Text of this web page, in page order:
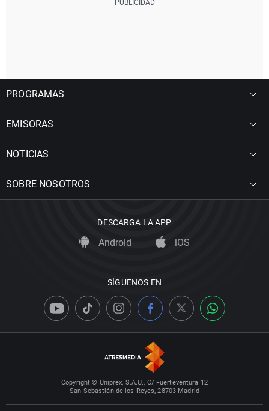
PROGRAMAS
EMISORAS
NOTICIAS
SOBRE NOSOTROS
DESCARGA LA APP
Android iOS
SÍGUENOS EN
Copyright © Uniprex, S.A.U., C/ Fuerteventura 12
San Sebastián de los Reyes, 28703 Madrid